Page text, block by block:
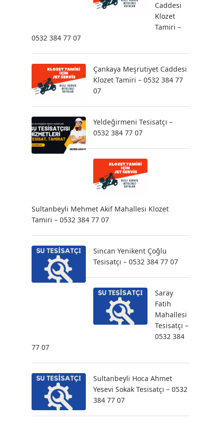
Caddesi
Klozet
Tamiri –
0532 384 77 07
Çankaya Meşrutiyet Caddesi
Klozet Tamiri – 0532 384 77
07
Yeldeğirmeni Tesisatçı –
0532 384 77 07
Sultanbeyli Mehmet Akif Mahallesi Klozet
Tamiri – 0532 384 77 07
Sincan Yenikent Çoğlu
Tesisatçı – 0532 384 77 07
Saray
Fatih
Mahallesi
Tesisatçı –
0532 384
77 07
Sultanbeyli Hoca Ahmet
Yesevi Sokak Tesisatçı – 0532
384 77 07